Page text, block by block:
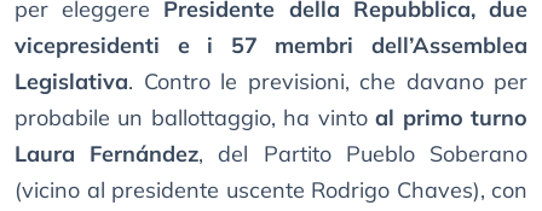
per eleggere Presidente della Repubblica, due
vicepresidenti e i 57 membri dell’Assemblea
Legislativa. Contro le previsioni, che davano per
probabile un ballottaggio, ha vintoal primo turno
Laura Fernández, del Partito Pueblo Soberano
(vicino al presidente uscente Rodrigo Chaves), con